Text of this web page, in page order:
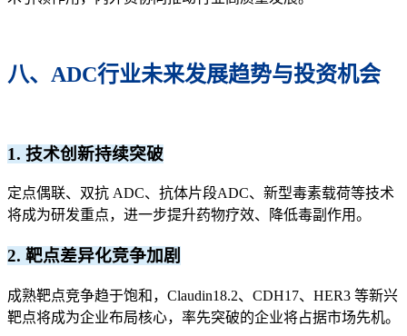
八、ADC行业未来发展趋势与投资机会
1. 技术创新持续突破
定点偶联、双抗 ADC、抗体片段ADC、新型毒素载荷等技术
将成为研发重点，进一步提升药物疗效、降低毒副作用。
2. 靶点差异化竞争加剧
成熟靶点竞争趋于饱和，Claudin18.2、CDH17、HER3 等新兴
靶点将成为企业布局核心，率先突破的企业将占据市场先机。